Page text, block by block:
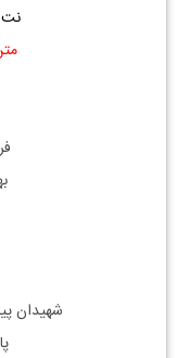
نت
شهیدان